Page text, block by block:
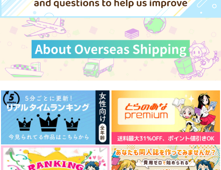
サンプル
作品詳細
サンプル
きみと世界でふたりき
一般人と刀剣たちの一
恋文